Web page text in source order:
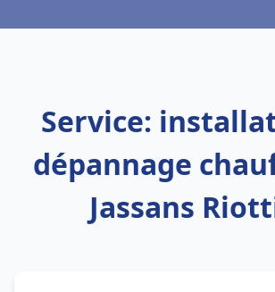
Service:
dépannage
Jassans